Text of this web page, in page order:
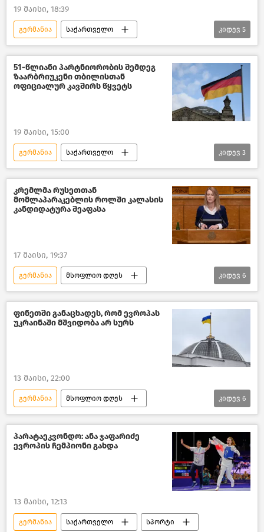
19 მაისი, 18:39
გერმანია საქართველო
თბილისის მერია თბილისი დღეს
კახა კალაძე
პოლიტიკა საქართველოში
კიდევ 5
51-წლიანი პარტნიორობის შემდეგ
ზაარბრიუკენი თბილისთან
ოფიციალურ კავშირს წყვეტს
19 მაისი, 15:00
გერმანია საქართველო
თბილისის მერია თბილისი დღეს
ახალი ამბები
კიდევ 3
კრემლმა რუსეთთან
მომლაპარაკებლის როლში კალასის
კანდიდატურა შეაფასა
17 მაისი, 19:37
გერმანია მსოფლიო დღეს
მსოფლიოს ახალი ამბები პოლიტიკა
რუსეთი რუსეთ-უკრაინის კონფლიქტი
ევროკავშირი ახალი ამბები
კიდევ 6
ფინეთში განაცხადეს, რომ ევროპას
უკრაინაში მშვიდობა არ სურს
13 მაისი, 22:00
გერმანია მსოფლიო დღეს
მსოფლიოს ახალი ამბები ფინეთი
უკრაინა რუსეთ-უკრაინის კონფლიქტი
ახალი ამბები პოლიტიკა
კიდევ 6
პარატაეკვონდო: ანა ჯაფარიძე
ევროპის ჩემპიონი გახდა
13 მაისი, 12:13
გერმანია საქართველო სპორტი